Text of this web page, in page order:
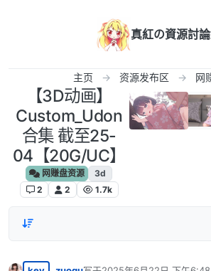
真紅の資源討
主页 资源发布区 网
【3D动画】
Custom_Udon
合集 截至25-
04【20G/UC】
网赚盘资源
3d
2
2 1.7k